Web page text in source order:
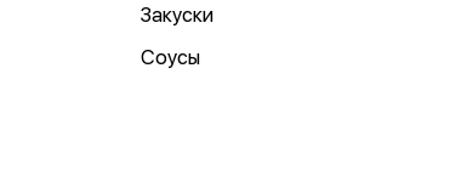
Закуски
Соусы